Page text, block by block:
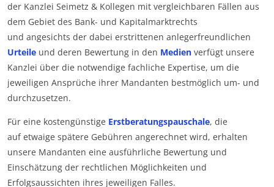
der Kanzlei Seimetz & Kollegen mit vergleichbaren Fällen aus
dem Gebiet des Bank- und Kapitalmarktrechts
und angesichts der dabei erstrittenen anlegerfreundlichen
Urteileund deren Bewertung in den Medienverfügt unsere
Kanzlei über die notwendige fachliche Expertise, um die
jeweiligen Ansprüche ihrer Mandanten bestmöglich um- und
durchzusetzen.
Für eine kostengünstige Erstberatungspauschale, die
auf etwaige spätere Gebühren angerechnet wird, erhalten
unsere Mandanten eine ausführliche Bewertung und
Einschätzung der rechtlichen Möglichkeiten und
Erfolgsaussichten ihres jeweiligen Falles.